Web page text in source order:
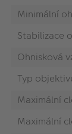
Minimální
Stabilizace
Ohnisková
Typ
Maximální
Maximální